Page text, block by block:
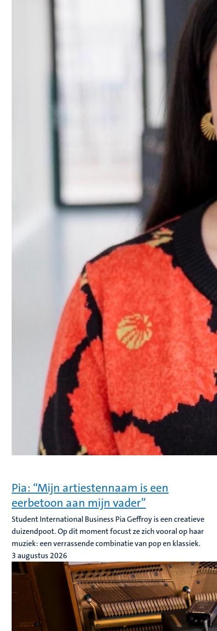
Pia: “Mijn artiestennaam is een
eerbetoon aan mijn vader”
Student International Business Pia Geffroy is een creatieve
duizendpoot. Op dit moment focust ze zich vooral op haar
muziek: een verrassende combinatie van pop en klassiek.
3 augustus 2026